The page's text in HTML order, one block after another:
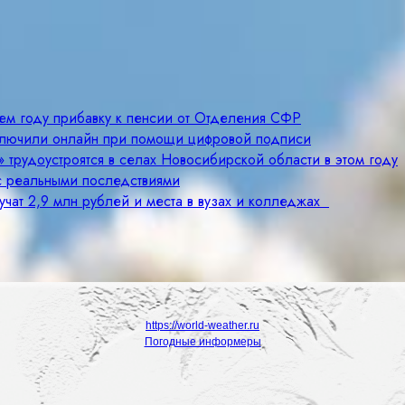
году прибавку к пенсии от Отделения СФР
онлайн при помощи цифровой подписи
в селах Новосибирской области в этом году
последствиями
2,9 млн рублей и места в вузах и колледжах
https://world-weather.ru
Погодные информеры